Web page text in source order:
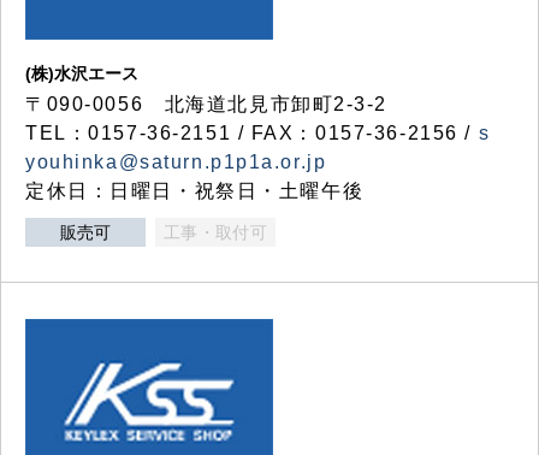
(株)水沢エース
〒090-0056 北海道北見市卸町2-3-2
TEL：0157-36-2151 / FAX：0157-36-2156 / s
youhinka@saturn.p1p1a.or.jp
定休日：日曜日・祝祭日・土曜午後
販売可 工事・取付可